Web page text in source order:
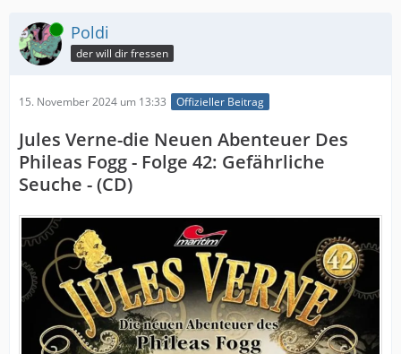
Online Poldi
der will dir fressen
15. November 2024 um 13:33 Offizieller Beitrag
Jules Verne-die Neuen Abenteuer Des
Phileas Fogg - Folge 42: Gefährliche
Seuche - (CD)